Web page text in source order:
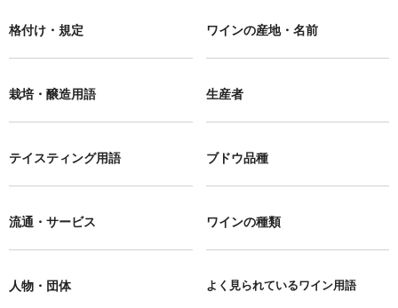
格付け・規定 ワインの産地・名前
栽培・醸造用語 生産者
テイスティング用語 ブドウ品種
流通・サービス ワインの種類
人物・団体 よく見られているワイン用語